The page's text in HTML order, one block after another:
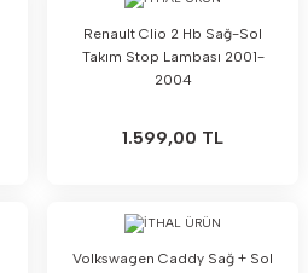
Renault Clio 2 Hb Sağ-Sol
Takım Stop Lambası 2001-
2004
1.599,00 TL
Volkswagen Caddy Sağ + Sol